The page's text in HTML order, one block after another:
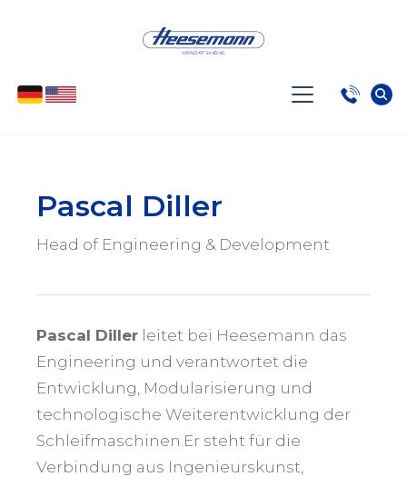
Pascal Diller
Head of Engineering & Development
Pascal Diller leitet bei Heesemann das
Engineering und verantwortet die
Entwicklung, Modularisierung und
technologische Weiterentwicklung der
Schleifmaschinen.Er steht für die
Verbindung aus Ingenieurskunst,